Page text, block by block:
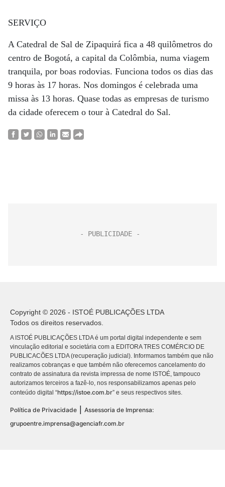
SERVIÇO
A Catedral de Sal de Zipaquirá fica a 48 quilômetros do
centro de Bogotá, a capital da Colômbia, numa viagem
tranquila, por boas rodovias. Funciona todos os dias das
9 horas às 17 horas. Nos domingos é celebrada uma
missa às 13 horas. Quase todas as empresas de turismo
da cidade oferecem o tour à Catedral do Sal.
Copyright © 2026 - ISTOÉ PUBLICAÇÕES LTDA
Todos os direitos reservados.
A ISTOÉ PUBLICAÇÕES LTDA é um portal digital independente e sem
vinculação editorial e societária com a EDITORA TRES COMÉRCIO DE
PUBLICACÕES LTDA (recuperação judicial). Informamos também que não
realizamos cobranças e que também não oferecemos cancelamento do
contrato de assinatura da revista impressa de nome ISTOÉ, tampouco
autorizamos terceiros a fazê-lo, nos responsabilizamos apenas pelo
conteúdo digital “https://istoe.com.br” e seus respectivos sites.
Política de Privacidade
Assessoria de Imprensa:
grupoentre.imprensa@agenciafr.com.br